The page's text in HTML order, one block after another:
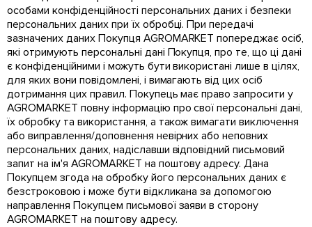
особами конфіденційності персональних даних і безпеки
персональних даних при їх обробці. При передачі
зазначених даних Покупця AGROMARKET попереджає осіб,
які отримують персональні дані Покупця, про те, що ці дані
є конфіденційними і можуть бути використані лише в цілях,
для яких вони повідомлені, і вимагають від цих осіб
дотримання цих правил. Покупець має право запросити у
AGROMARKET повну інформацію про свої персональні дані,
їх обробку та використання, а також вимагати виключення
або виправлення/доповнення невірних або неповних
персональних даних, надіславши відповідний письмовий
запит на ім'я AGROMARKET на поштову адресу. Дана
Покупцем згода на обробку його персональних даних є
безстроковою і може бути відкликана за допомогою
направлення Покупцем письмової заяви в сторону
AGROMARKET на поштову адресу.